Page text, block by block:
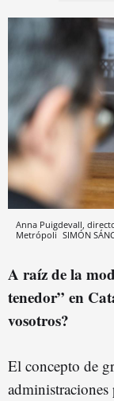
Anna Puigdevall,
Metrópoli SIMÓN
A raíz de la
tenedor” en
vosotros?
El concepto de